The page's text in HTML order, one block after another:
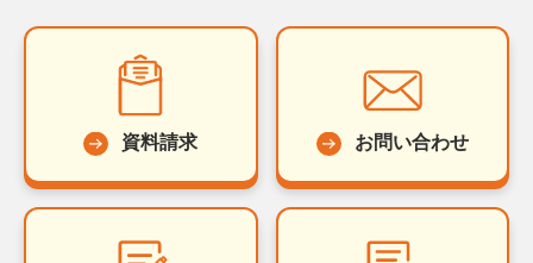
資料請求 お問い合わせ